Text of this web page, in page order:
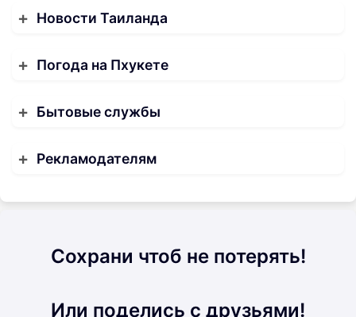
Новости Таиланда
Погода на Пхукете
Бытовые службы
Рекламодателям
Сохрани чтоб не потерять!
Или поделись с друзьями!